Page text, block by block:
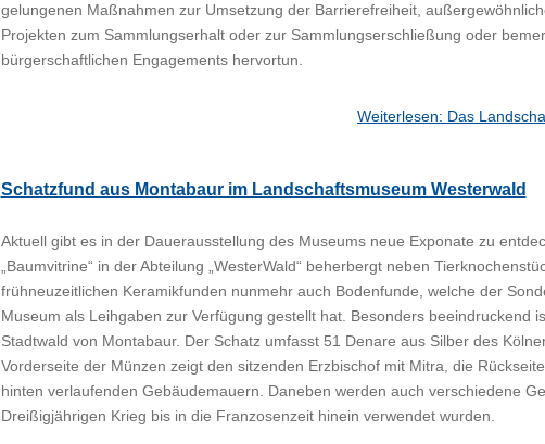
gelungenen Maßnahmen zur Umsetzung der Barrierefreiheit,
Projekten zum Sammlungserhalt oder zur Sammlungserschließung oder
bürgerschaftlichen Engagements hervortun.
Weiterlesen: Das
Schatzfund aus Montabaur im Landschaftsmuseum Westerwald
Aktuell gibt es in der Dauerausstellung des Museums neue Exponate zu
„Baumvitrine“ in der Abteilung „WesterWald“ beherbergt neben
frühneuzeitlichen Keramikfunden nunmehr auch Bodenfunde, welche der
Museum als Leihgaben zur Verfügung gestellt hat. Besonders beeindruckend
Stadtwald von Montabaur. Der Schatz umfasst 51 Denare aus Silber des
Vorderseite der Münzen zeigt den sitzenden Erzbischof mit Mitra, die
hinten verlaufenden Gebäudemauern. Daneben werden auch verschiedene
Dreißigjährigen Krieg bis in die Franzosenzeit hinein verwendet wurden.